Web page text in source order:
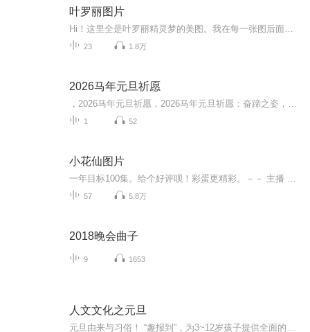
叶罗丽图片
23 1.8万
2026马年元旦祈愿
1 52
小花仙图片
57 5.8万
2018晚会曲子
9 1653
人文文化之元旦